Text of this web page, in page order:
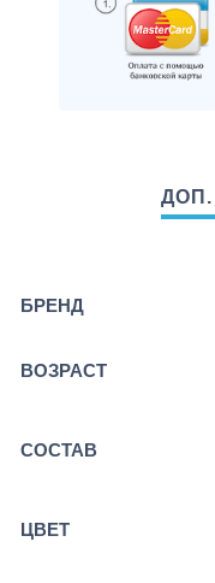
БРЕНД
ВОЗРАСТ
СОСТАВ
ЦВЕТ